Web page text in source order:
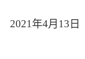
2021年4月 13 日